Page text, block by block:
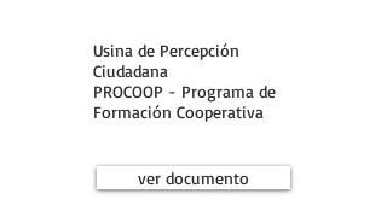
Usina de Percepción
Ciudadana
PROCOOP - Programa de
Formación Cooperativa
ver documento